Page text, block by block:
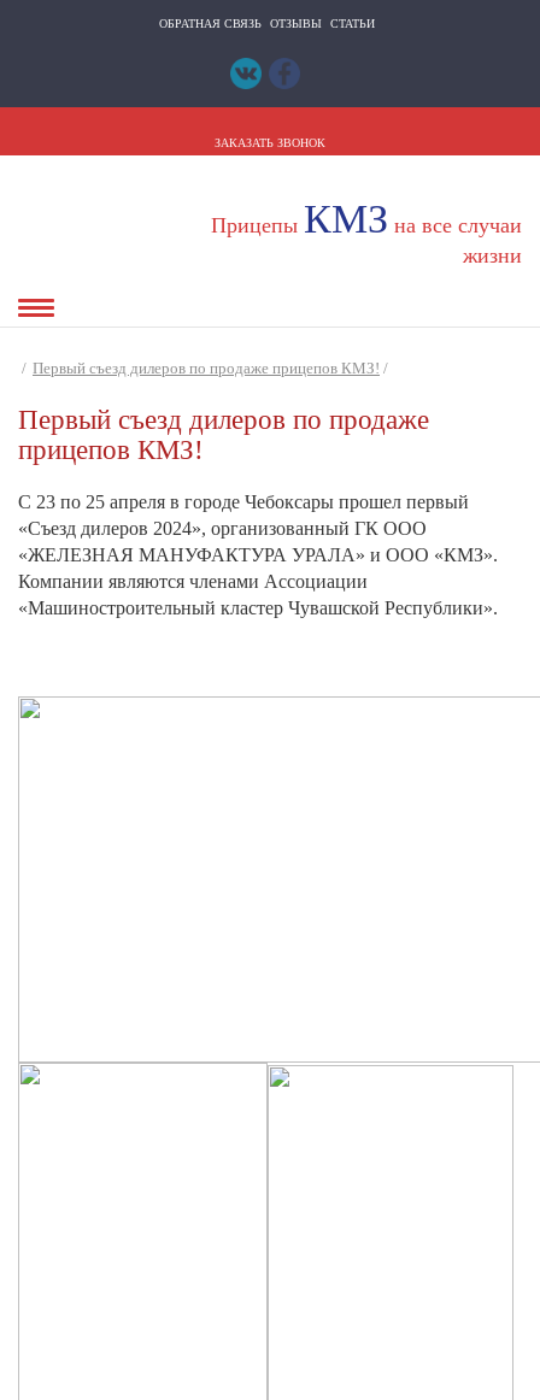
ОБРАТНАЯ СВЯЗЬ ОТЗЫВЫ СТАТЬИ
ЗАКАЗАТЬ ЗВОНОК
Прицепы КМЗ на все случаи
жизни
/ Первый съезд дилеров по продаже прицепов КМЗ! /
Первый съезд дилеров по продаже
прицепов КМЗ!
C 23 по 25 апреля в городе Чебоксары прошел первый
«Съезд дилеров 2024», организованный ГК ООО
«ЖЕЛЕЗНАЯ МАНУФАКТУРА УРАЛА» и ООО «КМЗ».
Компании являются членами Ассоциации
«Машиностроительный кластер Чувашской Республики».